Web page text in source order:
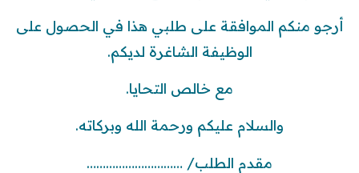
أرجو منكم الموافقة على طلبي هذا في الحصول على
الوظيفة الشاغرة لديكم.
مع خالص التحايا.
والسلام عليكم ورحمة الله وبركاته.
مقدم الطلب/ …………………………